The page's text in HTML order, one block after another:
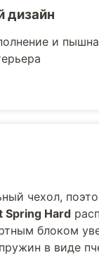
дизайн
и
чехол,
Spring Hard
блоком
в виде